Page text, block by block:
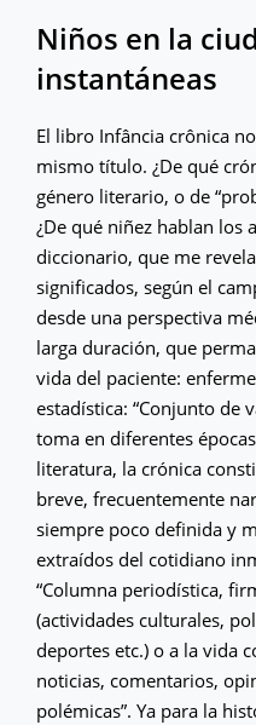
Niños en la
instantáneas
El libro Infância crônica
mismo título. ¿De qué
género literario, o de
¿De qué niñez hablan los
diccionario, que me
significados, según el
desde una perspectiva
larga duración, que
vida del paciente:
estadística: “Conjunto de
toma en diferentes
literatura, la crónica
breve, frecuentemente
siempre poco definida y
extraídos del cotidiano
“Columna periodística,
(actividades culturales,
deportes etc.) o a la vida
noticias, comentarios,
polémicas”. Ya para la